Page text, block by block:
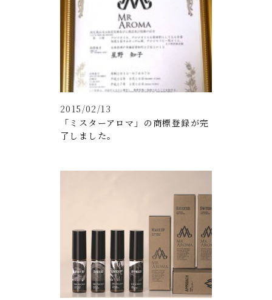
「ミスターアロマ」の商標登録が完
了しました。
2015/02/13